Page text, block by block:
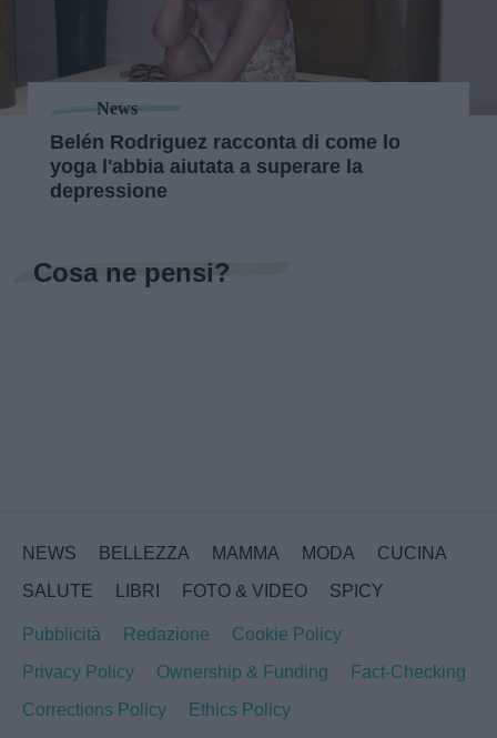
News
Belén Rodriguez racconta di come lo
yoga l'abbia aiutata a superare la
depressione
Cosa ne pensi?
NEWS BELLEZZA MAMMA MODA
CUCINA
SALUTE
LIBRI FOTO & VIDEO SPICY
Pubblicità Redazione
Cookie Policy
Privacy Policy
Ownership & Funding
Fact-Checking
Corrections Policy
Ethics Policy